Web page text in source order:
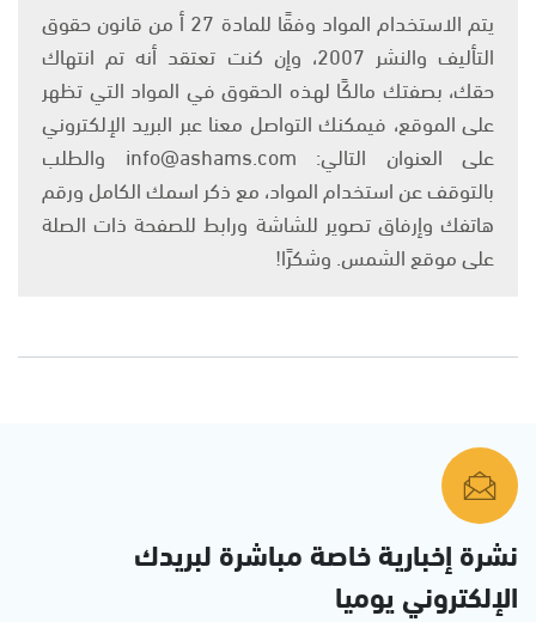
يتم الاستخدام المواد وفقًا للمادة 27 أ من قانون حقوق
التأليف والنشر 2007، وإن كنت تعتقد أنه تم انتهاك
حقك، بصفتك مالكًا لهذه الحقوق في المواد التي تظهر
على الموقع، فيمكنك التواصل معنا عبر البريد الإلكتروني
على العنوان التالي: info@ashams.com والطلب
بالتوقف عن استخدام المواد، مع ذكر اسمك الكامل ورقم
هاتفك وإرفاق تصوير للشاشة ورابط للصفحة ذات الصلة
على موقع الشمس. وشكرًا!
نشرة إخبارية خاصة مباشرة لبريدك
الإلكتروني يوميا